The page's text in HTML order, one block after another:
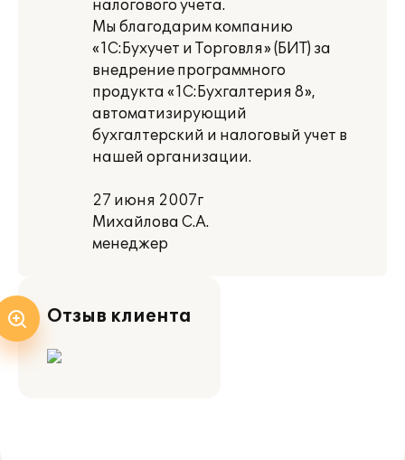
налогового учета.
Мы благодарим компанию
«1С:Бухучет и Торговля» (БИТ) за
внедрение программного
продукта «1С:Бухгалтерия 8»,
автоматизирующий
бухгалтерский и налоговый учет в
нашей организации.
27 июня 2007г
Михайлова С.А.
менеджер
Отзыв клиента